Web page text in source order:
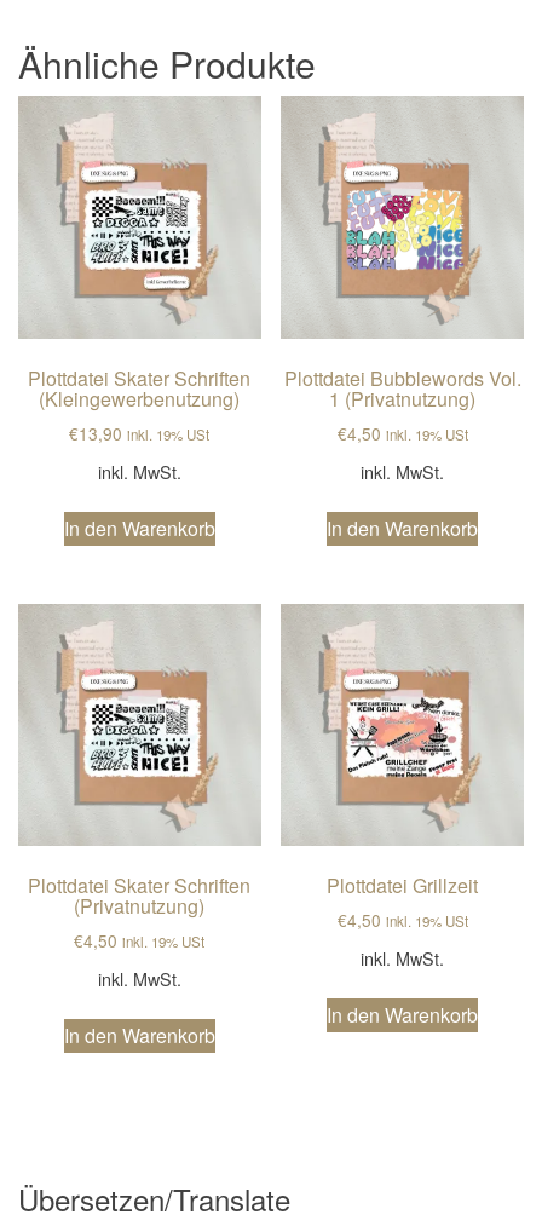
Ähnliche Produkte
Plottdatei Skater Schriften
(Kleingewerbenutzung)
€13,90 inkl. 19% USt
inkl. MwSt.
In den Warenkorb
Plottdatei Bubblewords Vol.
1 (Privatnutzung)
€4,50 inkl. 19% USt
inkl. MwSt.
In den Warenkorb
Plottdatei Skater Schriften
(Privatnutzung)
€4,50 inkl. 19% USt
inkl. MwSt.
In den Warenkorb
Plottdatei Grillzeit
€4,50 inkl. 19% USt
inkl. MwSt.
In den Warenkorb
Übersetzen/Translate